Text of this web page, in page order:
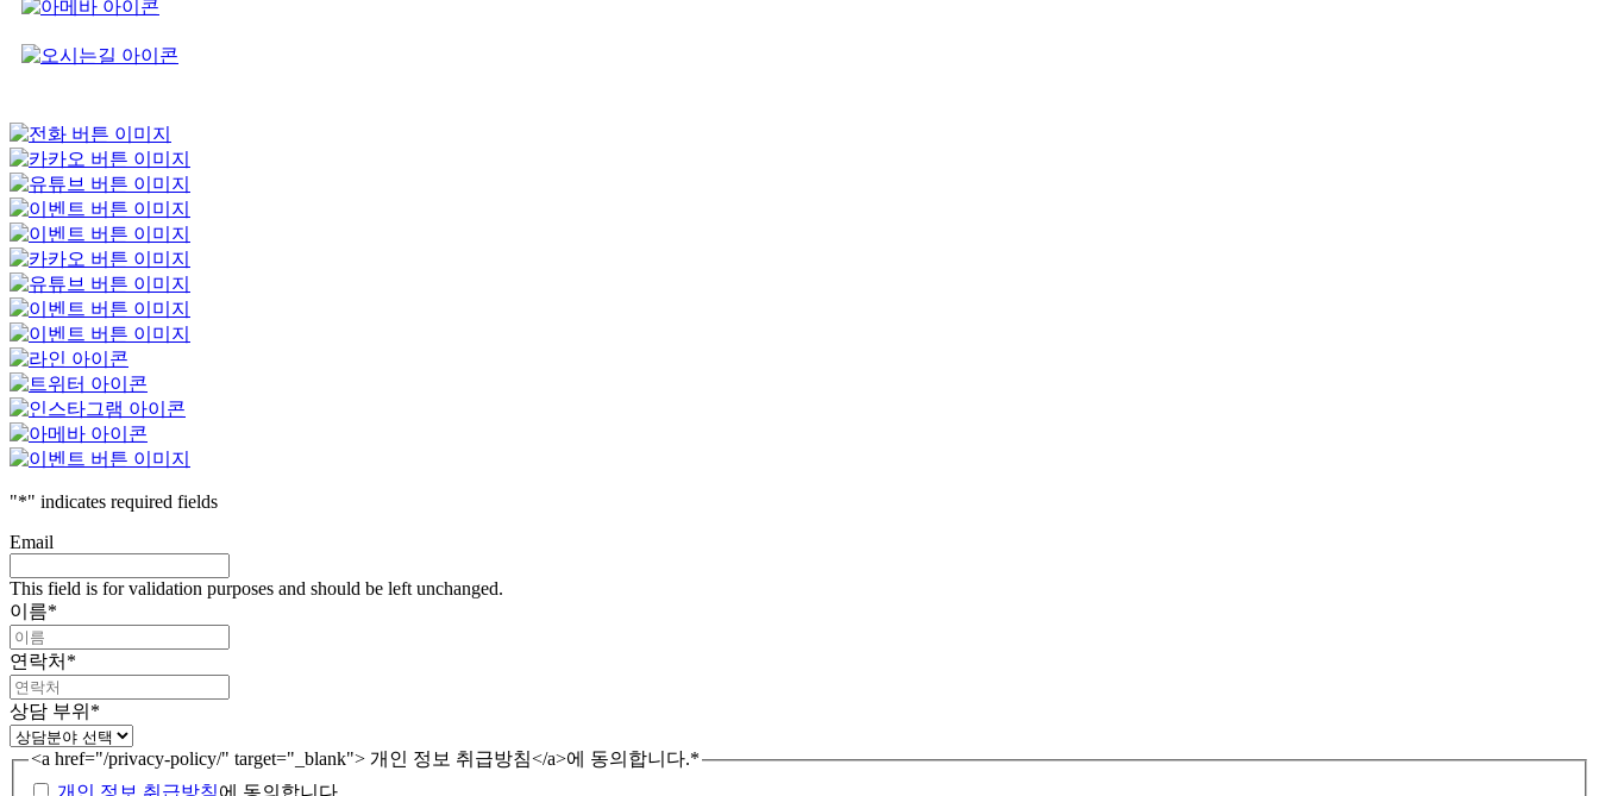
"*" indicates required fields
Email
This field is for validation purposes and should be left unchanged.
이름*
연락처 *
상담 부위 *
<a href="/privacy-policy/" target="_blank"> 개인 정보 취급방침</a>에 동의합니다.*
개인 정보 취급방침에 동의합니다.